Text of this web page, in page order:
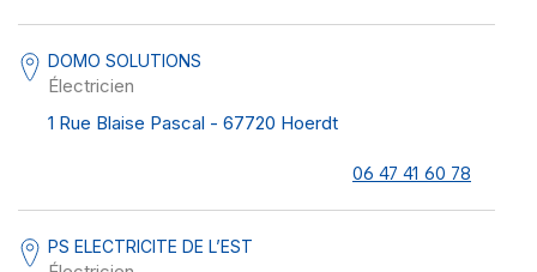
DOMO SOLUTIONS
Électricien
1 Rue Blaise Pascal - 67720 Hoerdt
06 47 41 60 78
PS ELECTRICITE DE L’EST